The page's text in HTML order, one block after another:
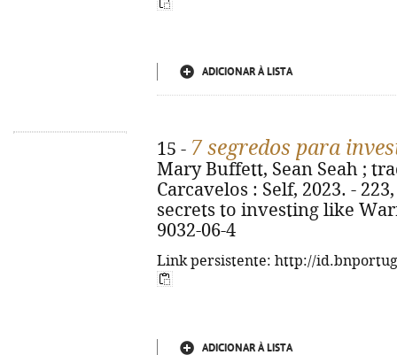
ADICIONAR À LISTA
15 - 7 segredos para
Mary Buffett, Sean Seah ;
Carcavelos : Self, 2023. -
secrets to investing like
9032-06-4
Link persistente: http://
ADICIONAR À LISTA